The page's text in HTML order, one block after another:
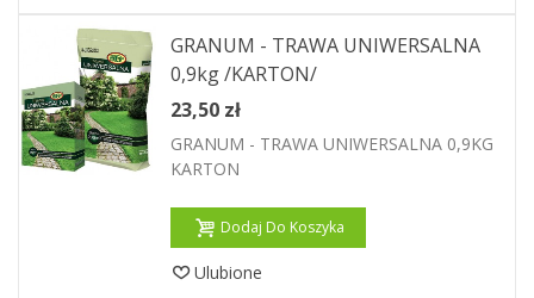
GRANUM - TRAWA UNIWERSALNA
0,9kg /KARTON/
23,50 zł
GRANUM - TRAWA UNIWERSALNA 0,9KG
KARTON
Dodaj Do Koszyka
Ulubione